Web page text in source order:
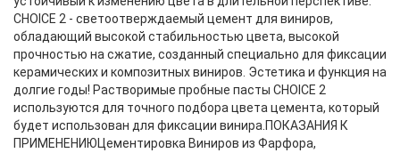
CHOICE 2 - светоотверждаемый цемент для виниров,
обладающий высокой стабильностью цвета, высокой
прочностью на сжатие, созданный специально для фиксации
керамических и композитных виниров. Эстетика и функция на
долгие годы! Растворимые пробные пасты CHOICE 2
используются для точного подбора цвета цемента, который
будет использован для фиксации винира.ПОКАЗАНИЯ К
ПРИМЕНЕНИЮЦементировка Виниров из Фарфора,